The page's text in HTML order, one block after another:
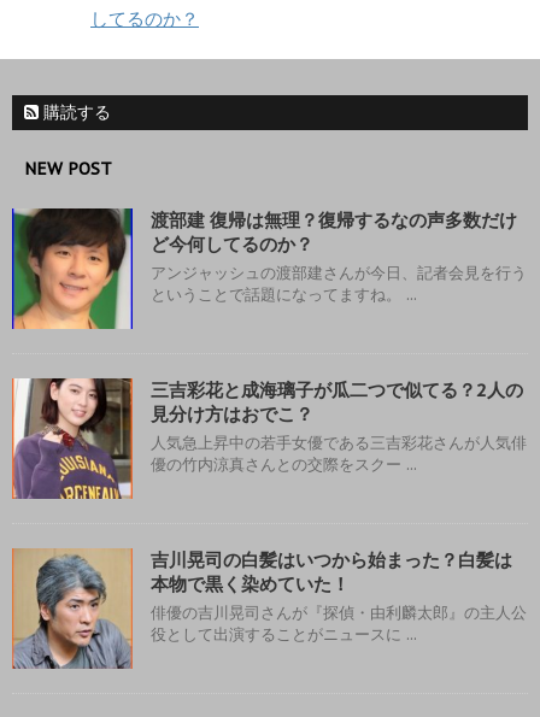
してるのか？
購読する
NEW POST
渡部建 復帰は無理？復帰するなの声多数だけ
ど今何してるのか？
アンジャッシュの渡部建さんが今日、記者会見を行う
ということで話題になってますね。 ...
三吉彩花と成海璃子が瓜二つで似てる？2人の
見分け方はおでこ？
人気急上昇中の若手女優である三吉彩花さんが人気俳
優の竹内涼真さんとの交際をスクー ...
吉川晃司の白髪はいつから始まった？白髪は
本物で黒く染めていた！
俳優の吉川晃司さんが『探偵・由利麟太郎』の主人公
役として出演することがニュースに ...